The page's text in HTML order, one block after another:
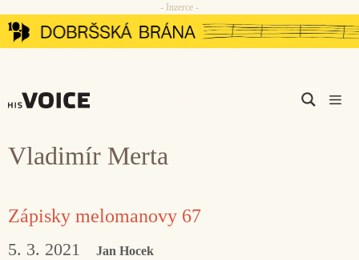
Přeskočit
na
- Inzerce -
Vladimír Merta
Zápisky melomanovy 67
5. 3. 2021 Jan Hocek